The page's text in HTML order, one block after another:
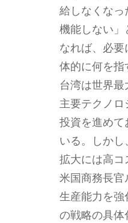
給しなくな
機能しない
なれば、必
体的に何を指
台湾は世界
主要テクノ
投資を進め
いる。しか
拡大には高コ
米国商務長
生産能力を
の戦略の具